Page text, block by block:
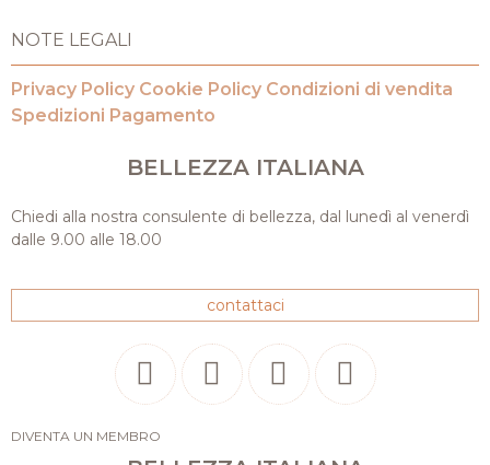
BELLEZZA ITALIANA
Chiedi alla nostra consulente di bellezza, dal lunedì al venerdì
dalle 9.00 alle 18.00
contattaci
NOTE LEGALI
Privacy Policy Cookie Policy Condizioni di vendita
Spedizioni Pagamento
DIVENTA UN MEMBRO